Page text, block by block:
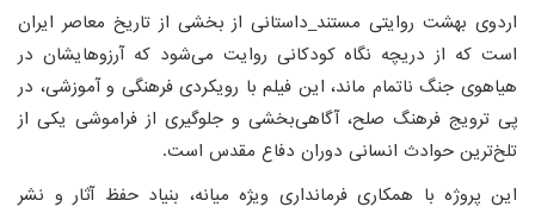
اردوی بهشت روایتی مستند_داستانی از بخشی از تاریخ معاصر ایران
است که از دریچه نگاه کودکانی روایت می‌شود که آرزوهایشان در
هیاهوی جنگ ناتمام ماند، این فیلم با رویکردی فرهنگی و آموزشی، در
پی ترویج فرهنگ صلح، آگاهی‌بخشی و جلوگیری از فراموشی یکی از
تلخ‌ترین حوادث انسانی دوران دفاع مقدس است.
این پروژه با همکاری فرمانداری ویژه میانه، بنیاد حفظ آثار و نشر